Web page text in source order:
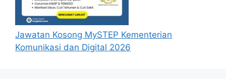
Jawatan Kosong MySTEP Kementerian
Komunikasi dan Digital 2026